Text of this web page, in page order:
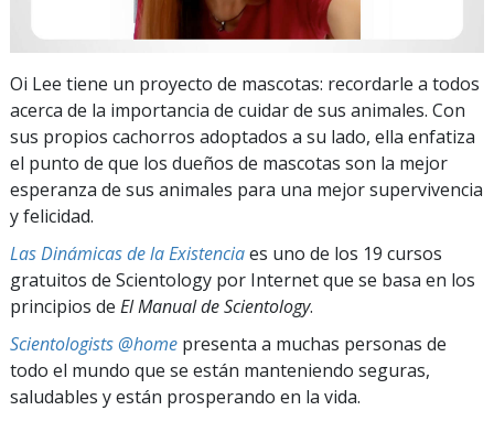
Oi Lee tiene un proyecto de mascotas: recordarle a todos
acerca de la importancia de cuidar de sus animales. Con
sus propios cachorros adoptados a su lado, ella enfatiza
el punto de que los dueños de mascotas son la mejor
esperanza de sus animales para una mejor supervivencia
y felicidad.
Las Dinámicas de la Existenciaes uno de los 19 cursos
gratuitos de Scientology por Internet que se basa en los
principios de El Manual de Scientology.
Scientologists @home presenta a muchas personas de
todo el mundo que se están manteniendo seguras,
saludables y están prosperando en la vida.